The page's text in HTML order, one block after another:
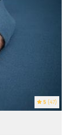
5 (47)